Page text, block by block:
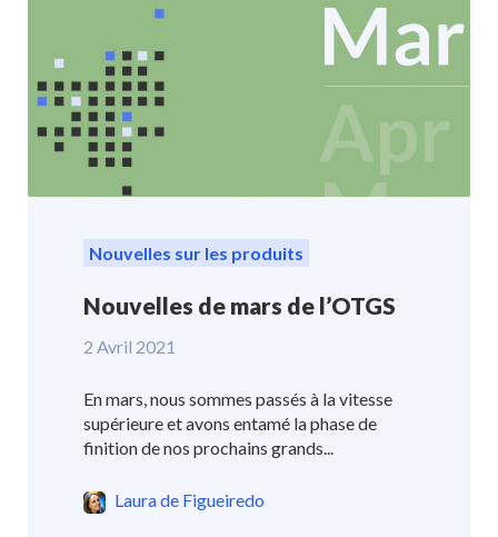
Nouvelles sur les produits
Nouvelles de mars de l’OTGS
2 Avril 2021
En mars, nous sommes passés à la vitesse
supérieure et avons entamé la phase de
finition de nos prochains grands...
Laura de Figueiredo